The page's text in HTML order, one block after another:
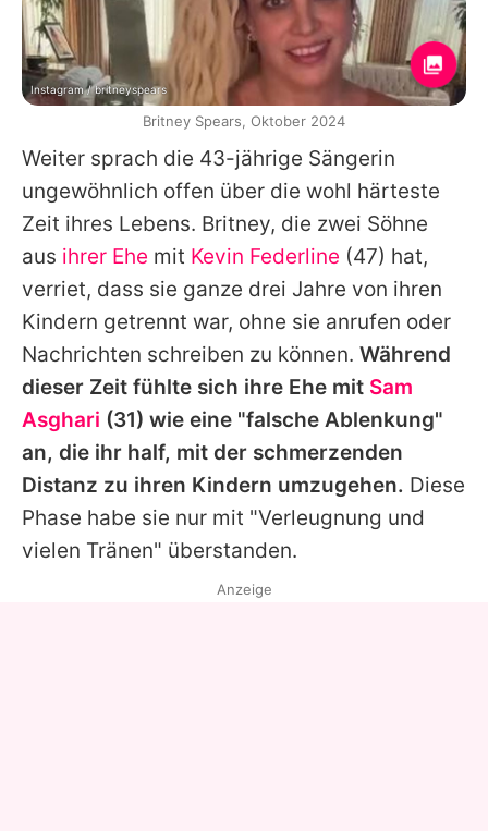
Weiter sprach die 43-jährige Sängerin
ungewöhnlich offen über die wohl härteste
Zeit ihres Lebens. Britney, die zwei Söhne
aus ihrer Ehe mit Kevin Federline (47) hat,
verriet, dass sie ganze drei Jahre von ihren
Kindern getrennt war, ohne sie anrufen oder
Nachrichten schreiben zu können. Während
dieser Zeit fühlte sich ihre Ehe mit Sam
Asghari (31) wie eine "falsche Ablenkung"
an, die ihr half, mit der schmerzenden
Distanz zu ihren Kindern umzugehen. Diese
Phase habe sie nur mit "Verleugnung und
vielen Tränen" überstanden.
Instagram / britneyspears
Britney Spears, Oktober 2024
Anzeige